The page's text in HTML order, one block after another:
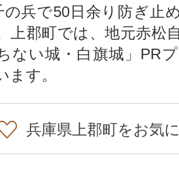
の兵で50日余り防ぎ止
上郡町では、地元赤松
ない城・白旗城」PR
ます。
兵庫県上郡町をお気